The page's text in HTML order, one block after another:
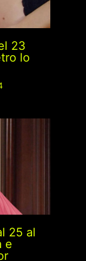
23
lo
25 al
e